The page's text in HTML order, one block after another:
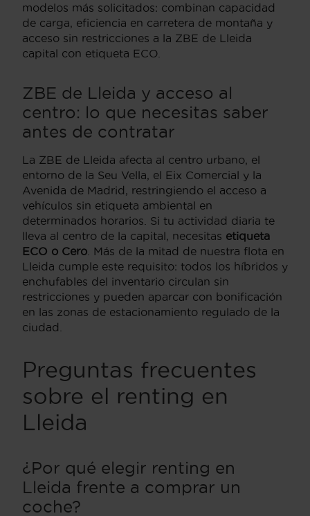
modelos más solicitados: combinan capacidad
de carga, eficiencia en carretera de montaña y
acceso sin restricciones a la ZBE de Lleida
capital con etiqueta ECO.
ZBE de Lleida y acceso al
centro: lo que necesitas saber
antes de contratar
La ZBE de Lleida afecta al centro urbano, el
entorno de la Seu Vella, el Eix Comercial y la
Avenida de Madrid, restringiendo el acceso a
vehículos sin etiqueta ambiental en
determinados horarios. Si tu actividad diaria te
lleva al centro de la capital, necesitas etiqueta
ECO o Cero . Más de la mitad de nuestra flota en
Lleida cumple este requisito: todos los híbridos y
enchufables del inventario circulan sin
restricciones y pueden aparcar con bonificación
en las zonas de estacionamiento regulado de la
ciudad.
Preguntas frecuentes
sobre el renting en
Lleida
¿Por qué elegir renting en
Lleida frente a comprar un
coche?